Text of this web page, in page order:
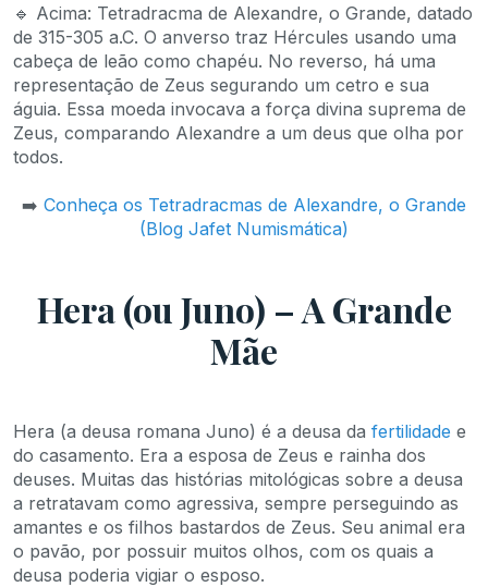
🔹 Acima: Tetradracma de Alexandre, o Grande, datado
de 315-305 a.C. O anverso traz Hércules usando uma
cabeça de leão como chapéu. No reverso, há uma
representação de Zeus segurando um cetro e sua
águia. Essa moeda invocava a força divina suprema de
Zeus, comparando Alexandre a um deus que olha por
todos.
➡️ Conheça os Tetradracmas de Alexandre, o Grande
(Blog Jafet Numismática)
Hera (ou Juno) – A Grande
Mãe
Hera (a deusa romana Juno) é a deusa da fertilidade e
do casamento. Era a esposa de Zeus e rainha dos
deuses. Muitas das histórias mitológicas sobre a deusa
a retratavam como agressiva, sempre perseguindo as
amantes e os filhos bastardos de Zeus. Seu animal era
o pavão, por possuir muitos olhos, com os quais a
deusa poderia vigiar o esposo.